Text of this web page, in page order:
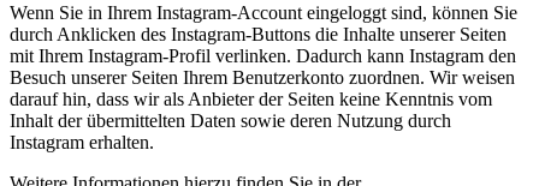
Wenn Sie in Ihrem Instagram-Account eingeloggt sind, können Sie
durch Anklicken des Instagram-Buttons die Inhalte unserer Seiten
mit Ihrem Instagram-Profil verlinken. Dadurch kann Instagram den
Besuch unserer Seiten Ihrem Benutzerkonto zuordnen. Wir weisen
darauf hin, dass wir als Anbieter der Seiten keine Kenntnis vom
Inhalt der übermittelten Daten sowie deren Nutzung durch
Instagram erhalten.